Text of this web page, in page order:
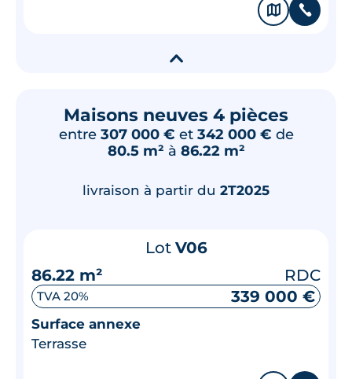
🗞 📞
▾
Maisons neuves 4 pièces
entre 307 000 € et 342 000 € de
80.5 m² à 86.22 m²
livraison à partir du 2T2025
Lot V06
86.22 m²
RDC
TVA 20% 339 000 €
Surface annexe
Terrasse